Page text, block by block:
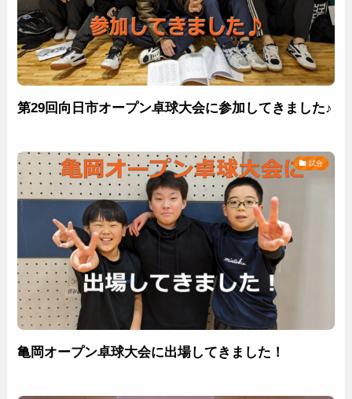
第29回向日市オープン卓球大会に参加してきました♪
試合
亀岡オープン卓球大会に出場してきました！